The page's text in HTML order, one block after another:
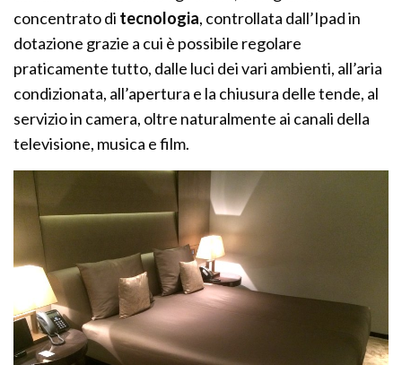
concentrato di tecnologia, controllata dall’Ipad in
dotazione grazie a cui è possibile regolare
praticamente tutto, dalle luci dei vari ambienti, all’aria
condizionata, all’apertura e la chiusura delle tende, al
servizio in camera, oltre naturalmente ai canali della
televisione, musica e film.